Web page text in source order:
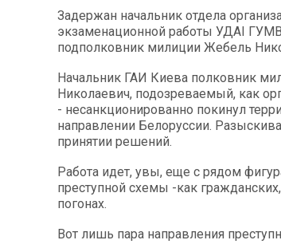
Задержан начальник отдела
экзаменационной работы УДАІ
подполковник милиции Жебель
Начальник ГАИ Киева полковник
Николаевич, подозреваемый, как
- несанкционированно покинул
направлении Белоруссии.
принятии решений.
Работа идет, увы, еще с рядом
преступной схемы -как
погонах.
Вот лишь пара направления